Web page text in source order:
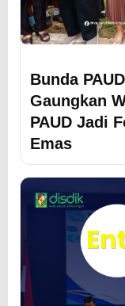
Bunda
Gaungkan
PAUD Jadi
Emas